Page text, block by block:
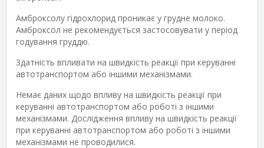
Амброксолу гідрохлорид проникає у грудне молоко.
Амброксол не рекомендується застосовувати у період
годування груддю.
Здатність впливати на швидкість реакції при керуванні
автотранспортом або іншими механізмами.
Немає даних щодо впливу на швидкість реакції при
керуванні автотранспортом або роботі з іншими
механізмами. Дослідження впливу на швидкість реакції
при керуванні автотранспортом або роботі з іншими
механізмами не проводилися.